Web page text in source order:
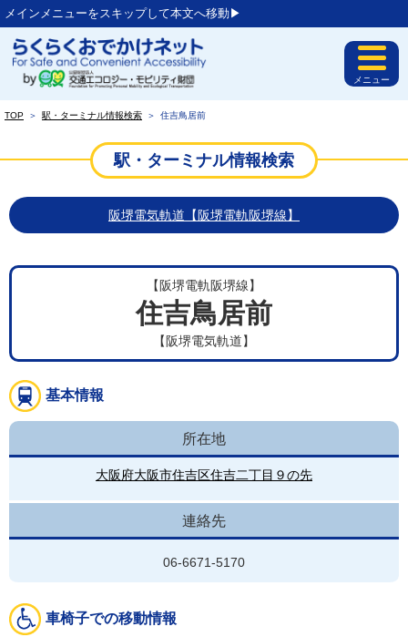
メインメニューをスキップして本文へ移動▶︎
メニュー
TOP ＞ 駅・ターミナル情報検索 ＞ 住吉鳥居前
駅・ターミナル情報検索
阪堺電気軌道【阪堺電軌阪堺線】
【阪堺電軌阪堺線】
住吉鳥居前
【阪堺電気軌道】
基本情報
所在地
大阪府大阪市住吉区住吉二丁目９の先
連絡先
06-6671-5170
車椅子での移動情報